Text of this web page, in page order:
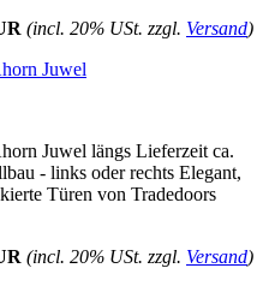
(incl. 20% USt. zzgl. Versand)
Juwel
Juwel längs Lieferzeit ca.
- links oder rechts Elegant,
Türen von Tradedoors
(incl. 20% USt. zzgl. Versand)